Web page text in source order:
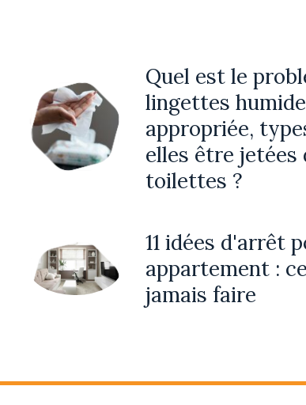
Quel est le
lingettes
appropriée,
elles être jetées
toilettes ?
11 idées d'arrêt
appartement :
jamais faire